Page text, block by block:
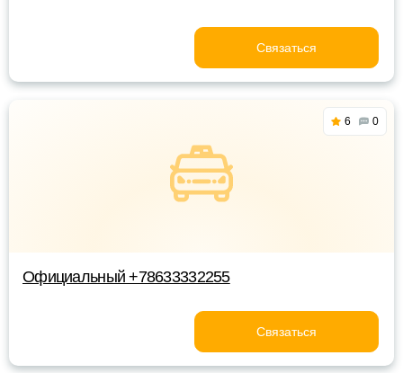
Связаться
6 0
Официальный +78633332255
Связаться